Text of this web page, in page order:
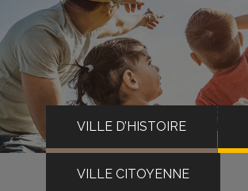
VILLE D’HISTOIRE
VILLE CITOYENNE